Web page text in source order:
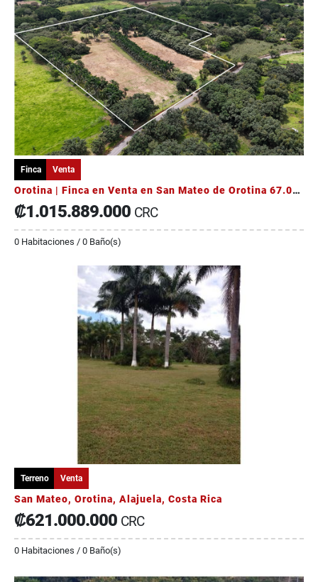
Finca Venta
Orotina | Finca en Venta en San Mateo de Orotina 67.000 m²
₡1.015.889.000 CRC
0 Habitaciones / 0 Baño(s)
Terreno Venta
San Mateo, Orotina, Alajuela, Costa Rica
₡621.000.000 CRC
0 Habitaciones / 0 Baño(s)